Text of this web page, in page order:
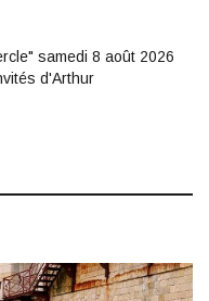
samedi 8 août 2026
d'Arthur